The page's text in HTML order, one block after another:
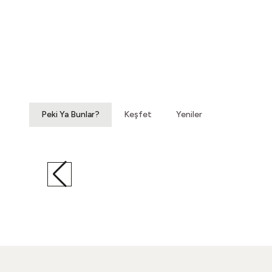
Peki Ya Bunlar? Keşfet Yeniler